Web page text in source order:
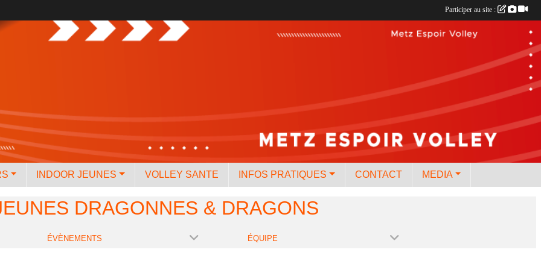
INDOOR JEUNES VOLLEY SANTE INFOS PRATIQUES CONTACT MEDIA
DRAGONNES & DRAGONS
ÉVÈNEMENTS ÉQUIPE
Participer au site :